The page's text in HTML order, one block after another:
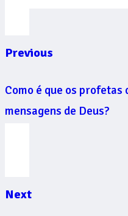
Previous
Como é que os profetas
mensagens de Deus?
Next